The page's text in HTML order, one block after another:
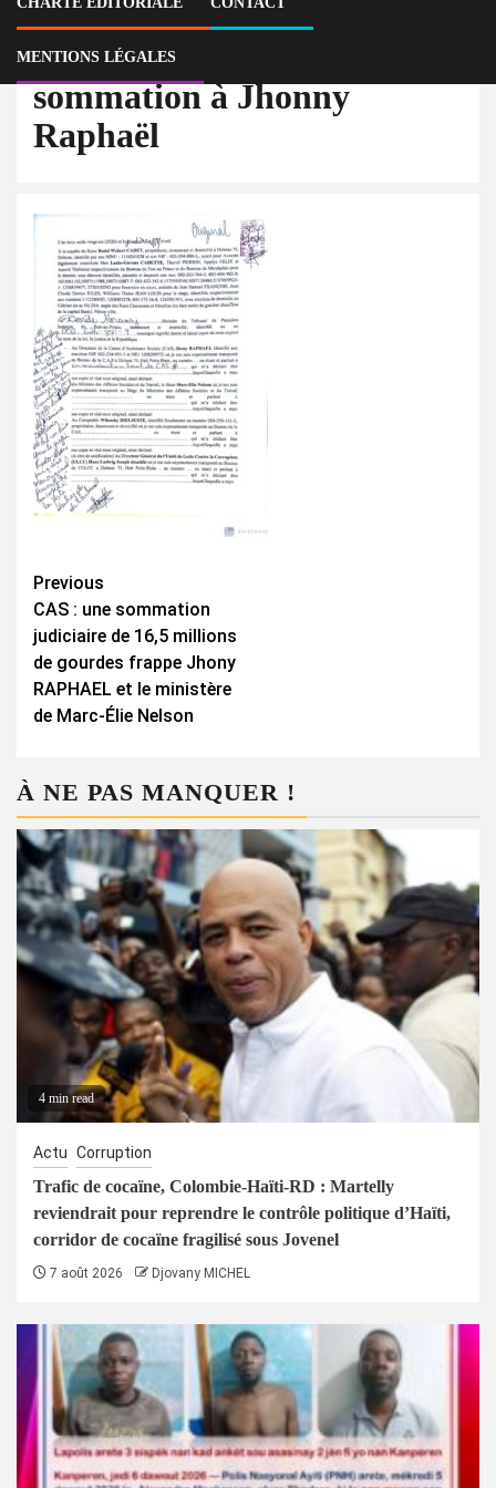
MENTIONS LÉGALES
sommation à Jhonny
Raphaël
Continue
Reading
Previous
CAS : une sommation
judiciaire de 16,5 millions
de gourdes frappe Jhony
RAPHAEL et le ministère
de Marc-Élie Nelson
À NE PAS MANQUER !
4 min read
Actu Corruption
Trafic de cocaïne, Colombie-Haïti-RD : Martelly
reviendrait pour reprendre le contrôle politique d’Haïti,
corridor de cocaïne fragilisé sous Jovenel
7 août 2026 Djovany MICHEL